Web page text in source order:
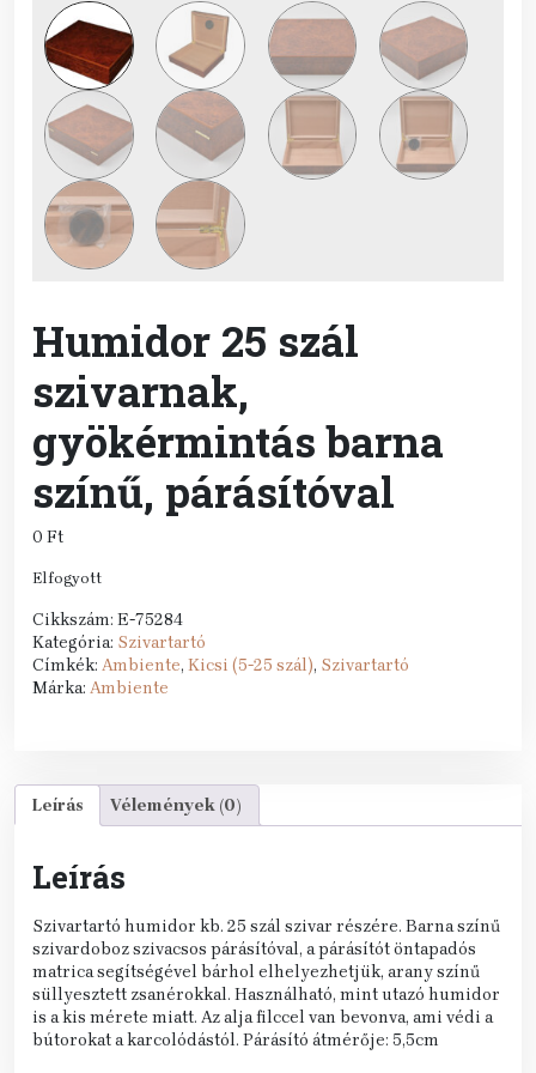
Humidor 25 szál
szivarnak,
gyökérmintás barna
színű, párásítóval
0 Ft
Elfogyott
Cikkszám: E-75284
Kategória: Szivartartó
Címkék: Ambiente, Kicsi (5-25 szál), Szivartartó
Márka: Ambiente
Leírás Vélemények (0)
Leírás
Szivartartó humidor kb. 25 szál szivar részére. Barna színű
szivardoboz szivacsos párásítóval, a párásítót öntapadós
matrica segítségével bárhol elhelyezhetjük, arany színű
süllyesztett zsanérokkal. Használható, mint utazó humidor
is a kis mérete miatt. Az alja filccel van bevonva, ami védi a
bútorokat a karcolódástól. Párásító átmérője: 5,5cm